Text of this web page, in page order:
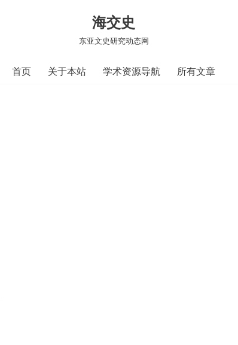
海交史
东亚文史研究动态网
首页 关于本站 学术资源导航 所有文章